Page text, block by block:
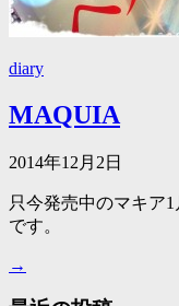
diary
MAQUIA
2014年12月2日
只今発売中のマキア
です。
→